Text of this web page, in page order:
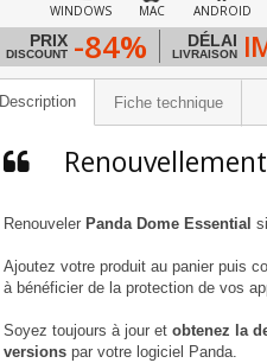
WINDOWS MAC ANDROID
PRIX
DISCOUNT -84% DÉLAI
LIVRAISON
Description Fiche technique
Renouvellement
Renouveler Panda Dome Essential
Ajoutez votre produit au panier puis
à bénéficier de la protection de vos
Soyez toujours à jour et obtenez la
versions par votre logiciel Panda.